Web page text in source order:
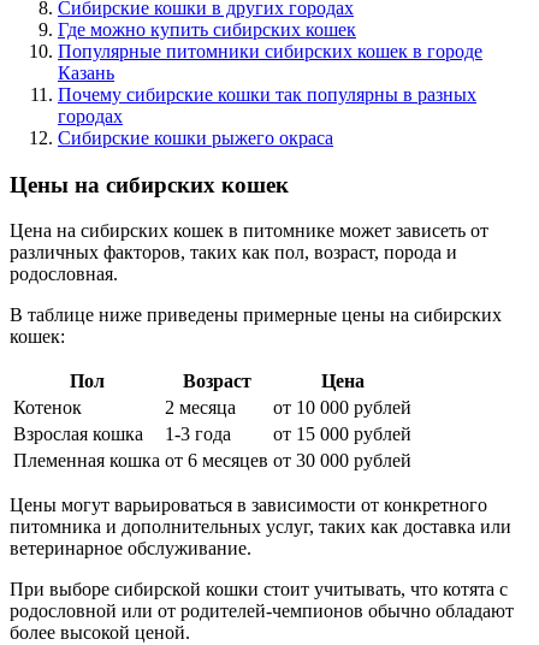
Сибирские кошки в других городах
Где можно купить сибирских кошек
Популярные питомники сибирских кошек в городе
Казань
Почему сибирские кошки так популярны в разных
городах
Сибирские кошки рыжего окраса
Цены на сибирских кошек
Цена на сибирских кошек в питомнике может зависеть от
различных факторов, таких как пол, возраст, порода и
родословная.
В таблице ниже приведены примерные цены на сибирских
кошек:
Пол Возраст
Цена
Котенок
2 месяца
от 10 000 рублей
Взрослая кошка
1-3 года
от 15 000 рублей
Племенная кошка от 6 месяцев от 30 000 рублей
Цены могут варьироваться в зависимости от конкретного
питомника и дополнительных услуг, таких как доставка или
ветеринарное обслуживание.
При выборе сибирской кошки стоит учитывать, что котята с
родословной или от родителей-чемпионов обычно обладают
более высокой ценой.